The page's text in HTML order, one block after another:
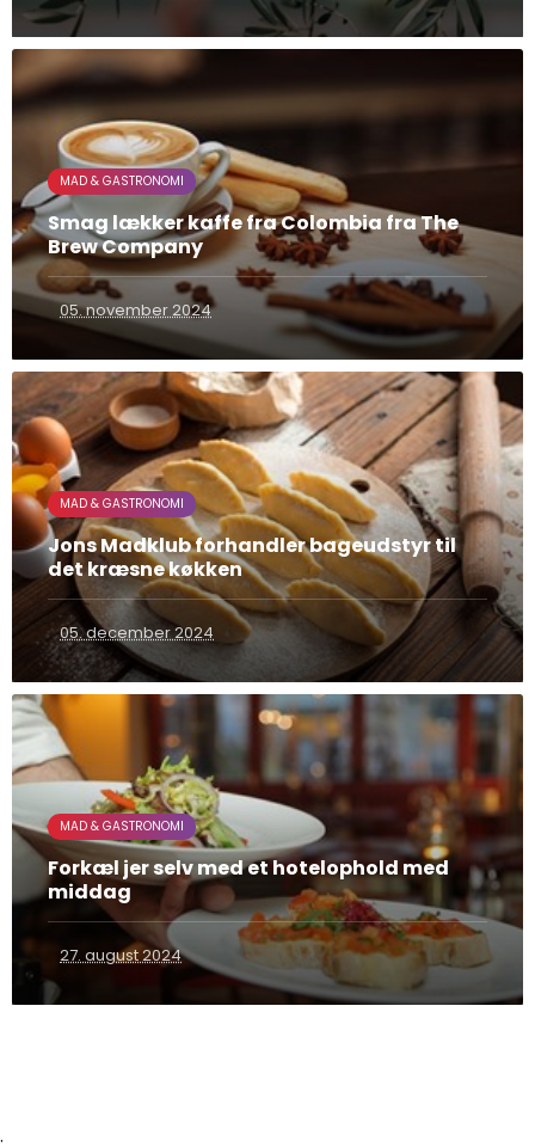
MAD & GASTRONOMI
Smag lækker kaffe fra Colombia fra The
Brew Company
05. november 2024
MAD & GASTRONOMI
Jons Madklub forhandler bageudstyr til
det kræsne køkken
05. december 2024
MAD & GASTRONOMI
Forkæl jer selv med et hotelophold med
middag
27. august 2024